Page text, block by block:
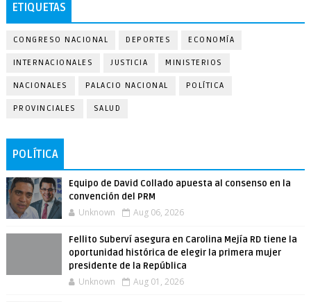
ETIQUETAS
CONGRESO NACIONAL DEPORTES ECONOMÍA
INTERNACIONALES JUSTICIA MINISTERIOS
NACIONALES PALACIO NACIONAL POLÍTICA
PROVINCIALES SALUD
POLÍTICA
Equipo de David Collado apuesta al consenso en la
convención del PRM
Unknown Aug 06, 2026
Fellito Suberví asegura en Carolina Mejía RD tiene la
oportunidad histórica de elegir la primera mujer
presidente de la República
Unknown Aug 01, 2026